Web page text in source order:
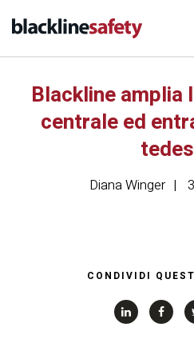
Blackline amplia
centrale ed
Diana Winger
CONDIVIDI